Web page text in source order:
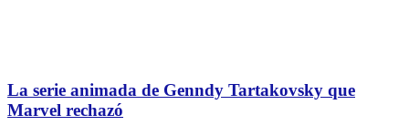
La serie animada de Genndy Tartakovsky que
Marvel rechazó